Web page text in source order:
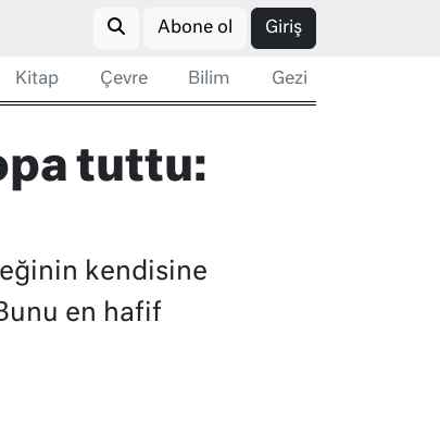
Abone ol Giriş
Kitap Çevre Bilim Gezi
tuttu:
kendisine
en hafif